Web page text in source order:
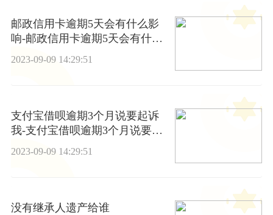
邮政信用卡逾期5天会有什么影
响-邮政信用卡逾期5天会有什么
2023-09-09 14:29:51
支付宝借呗逾期3个月说要起诉
我-支付宝借呗逾期3个月说要起
2023-09-09 14:29:51
没有继承人遗产给谁